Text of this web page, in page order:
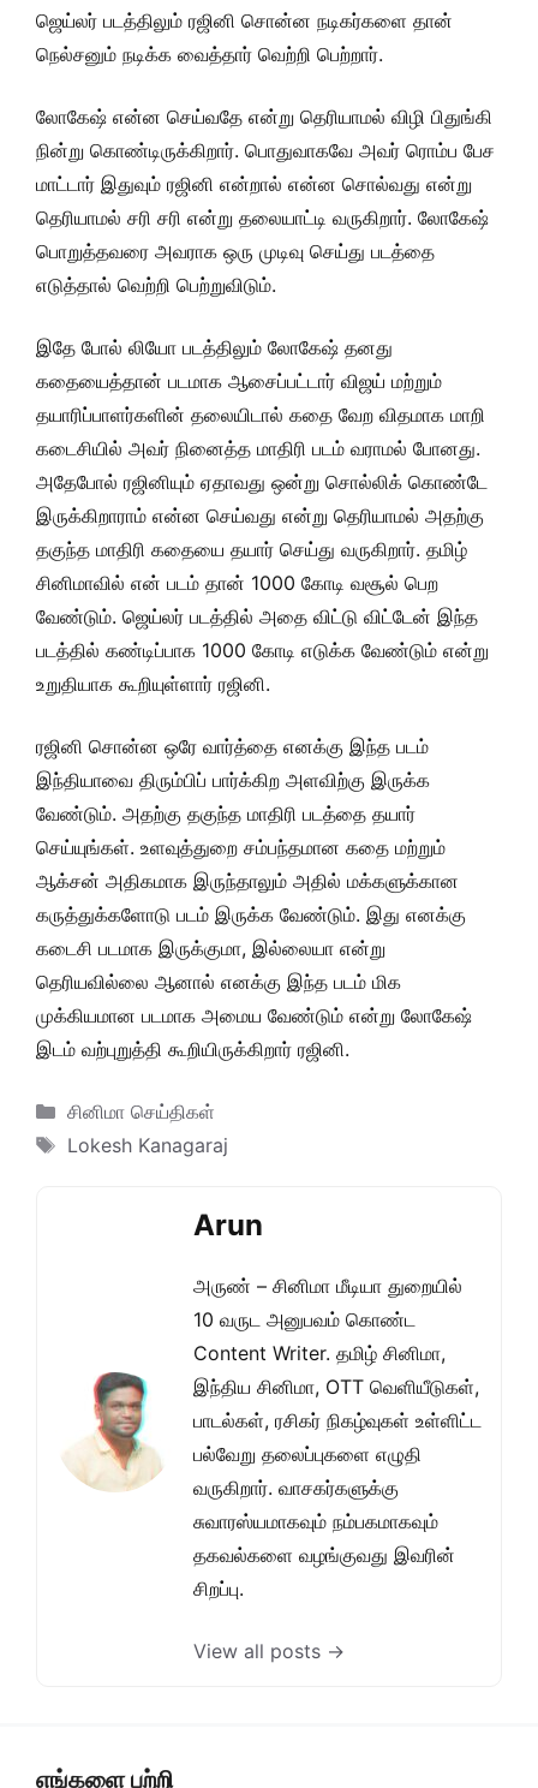
ஜெய்லர் படத்திலும் ரஜினி சொன்ன நடிகர்களை தான்
நெல்சனும் நடிக்க வைத்தார் வெற்றி பெற்றார்.
லோகேஷ் என்ன செய்வதே என்று தெரியாமல் விழி பிதுங்கி
நின்று கொண்டிருக்கிறார். பொதுவாகவே அவர் ரொம்ப பேச
மாட்டார் இதுவும் ரஜினி என்றால் என்ன சொல்வது என்று
தெரியாமல் சரி சரி என்று தலையாட்டி வருகிறார். லோகேஷ்
பொறுத்தவரை அவராக ஒரு முடிவு செய்து படத்தை
எடுத்தால் வெற்றி பெற்றுவிடும்.
இதே போல் லியோ படத்திலும் லோகேஷ் தனது
கதையைத்தான் படமாக ஆசைப்பட்டார் விஜய் மற்றும்
தயாரிப்பாளர்களின் தலையிடால் கதை வேற விதமாக மாறி
கடைசியில் அவர் நினைத்த மாதிரி படம் வராமல் போனது.
அதேபோல் ரஜினியும் ஏதாவது ஒன்று சொல்லிக் கொண்டே
இருக்கிறாராம் என்ன செய்வது என்று தெரியாமல் அதற்கு
தகுந்த மாதிரி கதையை தயார் செய்து வருகிறார். தமிழ்
சினிமாவில் என் படம் தான் 1000 கோடி வசூல் பெற
வேண்டும். ஜெய்லர் படத்தில் அதை விட்டு விட்டேன் இந்த
படத்தில் கண்டிப்பாக 1000 கோடி எடுக்க வேண்டும் என்று
உறுதியாக கூறியுள்ளார் ரஜினி.
ரஜினி சொன்ன ஒரே வார்த்தை எனக்கு இந்த படம்
இந்தியாவை திரும்பிப் பார்க்கிற அளவிற்கு இருக்க
வேண்டும். அதற்கு தகுந்த மாதிரி படத்தை தயார்
செய்யுங்கள். உளவுத்துறை சம்பந்தமான கதை மற்றும்
ஆக்சன் அதிகமாக இருந்தாலும் அதில் மக்களுக்கான
கருத்துக்களோடு படம் இருக்க வேண்டும். இது எனக்கு
கடைசி படமாக இருக்குமா, இல்லையா என்று
தெரியவில்லை ஆனால் எனக்கு இந்த படம் மிக
முக்கியமான படமாக அமைய வேண்டும் என்று லோகேஷ்
இடம் வற்புறுத்தி கூறியிருக்கிறார் ரஜினி.
Categories
சினிமா செய்திகள்
Tags
Lokesh Kanagaraj
Arun
அருண் – சினிமா மீடியா துறையில்
10 வருட அனுபவம் கொண்ட
Content Writer. தமிழ் சினிமா,
இந்திய சினிமா, OTT வெளியீடுகள்,
பாடல்கள், ரசிகர் நிகழ்வுகள் உள்ளிட்ட
பல்வேறு தலைப்புகளை எழுதி
வருகிறார். வாசகர்களுக்கு
சுவாரஸ்யமாகவும் நம்பகமாகவும்
தகவல்களை வழங்குவது இவரின்
சிறப்பு.
View all posts →
எங்களை பற்றி